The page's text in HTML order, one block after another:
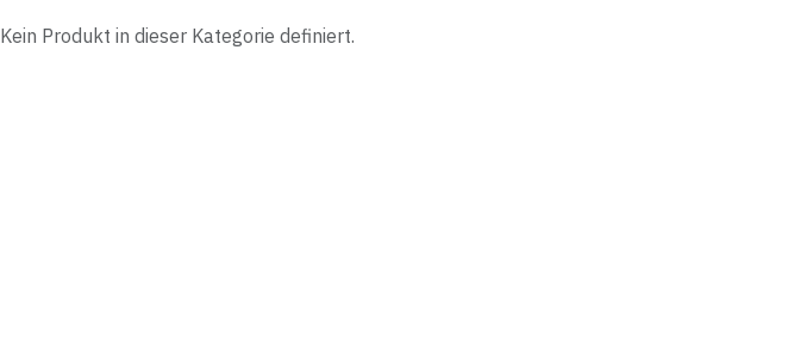
Kein Produkt in dieser Kategorie definiert.